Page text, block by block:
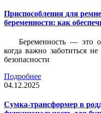
Приспособления для
беременности: как
Беременность — это
когда важно заботиться
безопасности
Подробнее
04.12.2025
Сумка-трансформер в